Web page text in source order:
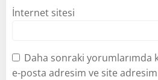
İnternet sitesi
Daha sonraki yorumlarımda
e-posta adresim ve site adresim